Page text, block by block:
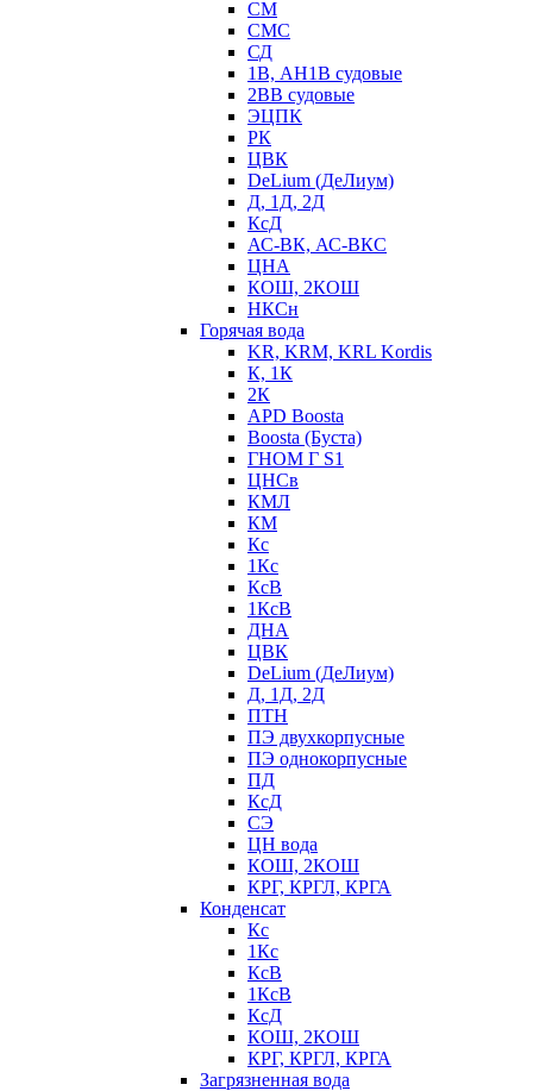
СМ
СМС
СД
1В, АН1В судовые
2ВВ судовые
ЭЦПК
РК
ЦВК
DeLium (ДеЛиум)
Д, 1Д, 2Д
КсД
АС-ВК, АС-ВКС
ЦНА
КОШ, 2КОШ
НКСн
Горячая вода
KR, KRM, KRL Kordis
К, 1К
2К
APD Boosta
Boosta (Буста)
ГНОМ Г S1
ЦНСв
КМЛ
КМ
Кс
1Кс
КсВ
1КсВ
ДНА
ЦВК
DeLium (ДеЛиум)
Д, 1Д, 2Д
ПТН
ПЭ двухкорпусные
ПЭ однокорпусные
ПД
КсД
СЭ
ЦН вода
КОШ, 2КОШ
КРГ, КРГЛ, КРГА
Конденсат
Кс
1Кс
КсВ
1КсВ
КсД
КОШ, 2КОШ
КРГ, КРГЛ, КРГА
Загрязненная вода